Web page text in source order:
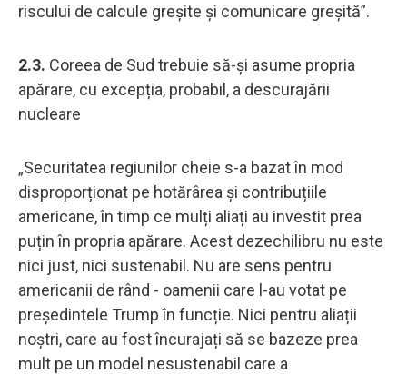
riscului de calcule greșite și comunicare greșită”.
2.3. Coreea de Sud trebuie să-și asume propria
apărare, cu excepția, probabil, a descurajării
nucleare
„Securitatea regiunilor cheie s-a bazat în mod
disproporționat pe hotărârea și contribuțiile
americane, în timp ce mulți aliați au investit prea
puțin în propria apărare. Acest dezechilibru nu este
nici just, nici sustenabil. Nu are sens pentru
americanii de rând - oamenii care l-au votat pe
președintele Trump în funcție. Nici pentru aliații
noștri, care au fost încurajați să se bazeze prea
mult pe un model nesustenabil care a